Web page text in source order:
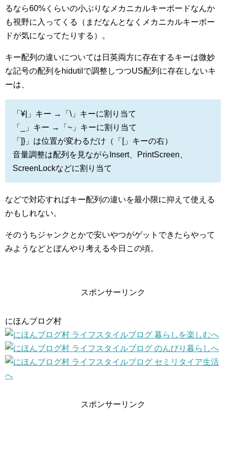
るなら60%くらいの小ぶりなメカニカルキーボードなんか
も視野に入ってくる（まだなんとなくメカニカルキーボー
ドが気になってたりする）。
キー配列の違いについては日英両方に存在するキーは微妙
な記号の配列をhidutilで調整しつつUS配列に存在しないキ
ーは、
「¥|」キー →「\」キーに割り当て
「_」キー →「~」キーに割り当て
「]}」は位置が変わるだけ（「[」キーの右）
音量調整は配列を見ながらInsert、PrintScreen、
ScreenLockなどに割り当て
などで対応すればキー配列の違いを最小限に抑えて使える
かもしれない。
そのうちジャンクとかで安いやつがゲットできたらやって
みようなどとぼんやり考える今日この頃。
スポンサーリンク
にほんブログ村
スポンサーリンク